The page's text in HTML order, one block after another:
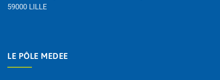
59000 LILLE
LE PÔLE MEDEE